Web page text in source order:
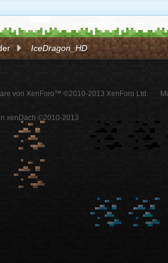
IceDragon_HD
von XenForo™ ©2010-2013 XenForo Ltd.
xenDach ©2010-2013